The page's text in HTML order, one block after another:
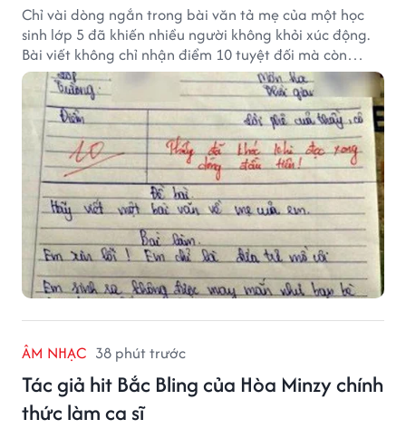
Chỉ vài dòng ngắn trong bài văn tả mẹ của một học
sinh lớp 5 đã khiến nhiều người không khỏi xúc động.
Bài viết không chỉ nhận điểm 10 tuyệt đối mà còn
khiến thầy giáo nghẹn ngào viết lời phê: "Thầy đã
khóc khi đọc xong dòng đầu tiên."
ÂM NHẠC 38 phút trước
Tác giả hit Bắc Bling của Hòa Minzy chính
thức làm ca sĩ